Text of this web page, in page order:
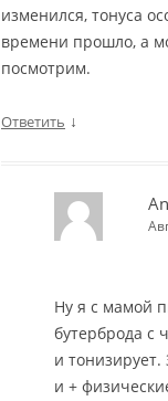
изменился, тонуса
времени прошло, а
посмотрим.
Ответить ↓
Ну я с мамой
бутерброда с
и
и +